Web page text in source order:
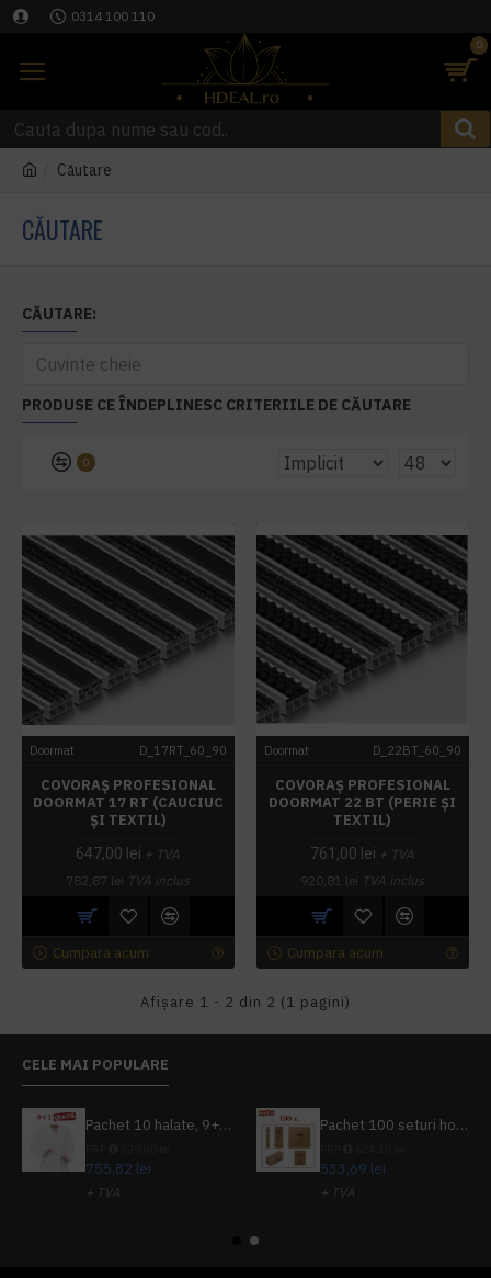
0314 100 110
0
Căutare
CĂUTARE
CĂUTARE:
PRODUSE CE ÎNDEPLINESC CRITERIILE DE CĂUTARE
0
Doormat D_17RT_60_90
COVORAȘ PROFESIONAL
DOORMAT 17 RT (CAUCIUC
ȘI TEXTIL)
647,00 lei + TVA
782,87 lei TVA inclus
Cumpara acum
Doormat D_22BT_60_90
COVORAȘ PROFESIONAL
DOORMAT 22 BT (PERIE ȘI
TEXTIL)
761,00 lei + TVA
920,81 lei TVA inclus
Cumpara acum
Afişare 1 - 2 din 2 (1 pagini)
CELE MAI POPULARE
Pachet 10 halate, 9+1 gratuit
755,82 lei
+ TVA
Pachet 100 seturi hoteliere, set dentar, set barbierit, casca de dus, pila unghii, set cusut
533,69 lei
+ TVA